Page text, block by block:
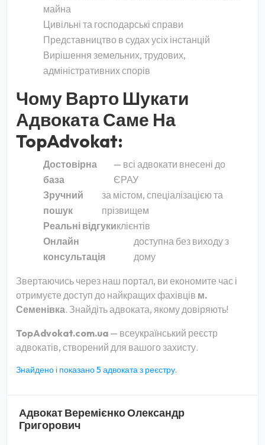
майна
Цивільні та господарські справи
Представництво в судах усіх інстанцій
Вирішення земельних, трудових,
адміністративних спорів
Чому Варто Шукати
Адвоката Саме На
TopAdvokat:
Достовірна
база
— всі адвокати внесені до
ЄРАУ
Зручний
пошук
за містом, спеціалізацією та
прізвищем
Реальні відгукиклієнтів
Онлайн
консультація
доступна без виходу з
дому
Звертаючись через наш портал, ви економите час і
отримуєте доступ до найкращих фахівців м.
Семенівка. Знайдіть адвоката, якому довіряють!
TopAdvokat.com.ua — всеукраїнський реєстр
адвокатів, створений для вашого захисту.
Знайдено і показано 5 адвоката з реєстру.
АдвокатВеремієнко Олександр
Григорович